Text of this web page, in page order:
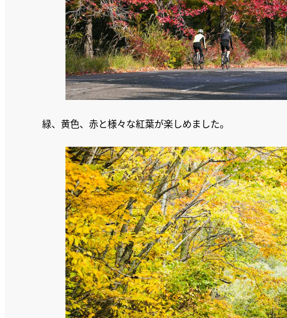
緑、黄色、赤と様々な紅葉が楽しめました。